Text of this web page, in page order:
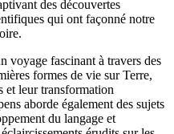
des découvertes
qui ont façonné notre
voyage fascinant à travers des
formes de vie sur Terre,
et leur transformation
aborde également des sujets
du langage et